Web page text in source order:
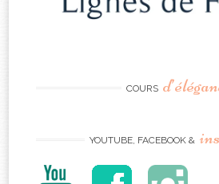
COURS
YOUTUBE, FACEBOOK &